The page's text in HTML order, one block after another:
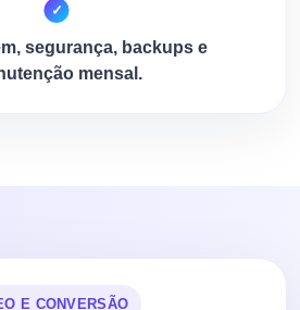
segurança, backups e
mensal.
E CONVERSÃO